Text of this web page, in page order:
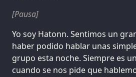
[Pausa]
Yo soy Hatonn. Sentimos un
haber podido hablar unas
grupo esta noche. Siempre es
cuando se nos pide que